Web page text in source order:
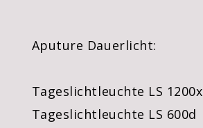
Aputure Dauerlicht:
Tageslichtleuchte LS 1200x
Tageslichtleuchte LS 600d